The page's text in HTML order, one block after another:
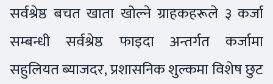
सर्वश्रेष्ठ बचत खाता खोल्ने ग्राहकहरूले ३ कर्जा
सम्बन्धी सर्वश्रेष्ठ फाइदा अन्तर्गत कर्जामा
सहुलियत ब्याजदर, प्रशासनिक शुल्कमा विशेष छुट